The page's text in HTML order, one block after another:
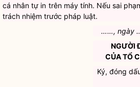
cá nhân tự in trên máy tính. Nếu sai
trách nhiệm trước pháp luật.
……, ngày
NGƯỜI
CỦA TỔ
Ký, đóng